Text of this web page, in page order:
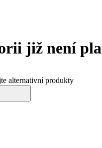
již není
alternativní produkty